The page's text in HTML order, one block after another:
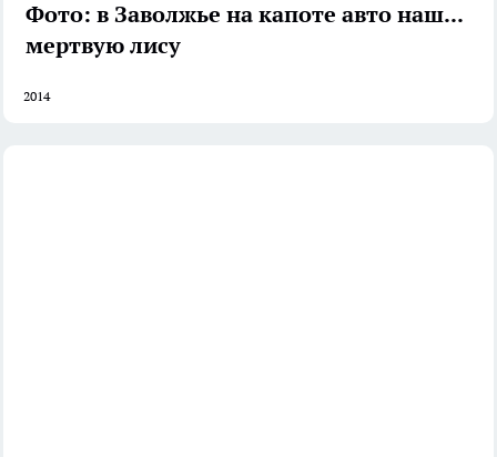
Фото: в Заволжье на капоте авто нашли
мертвую лису
2014